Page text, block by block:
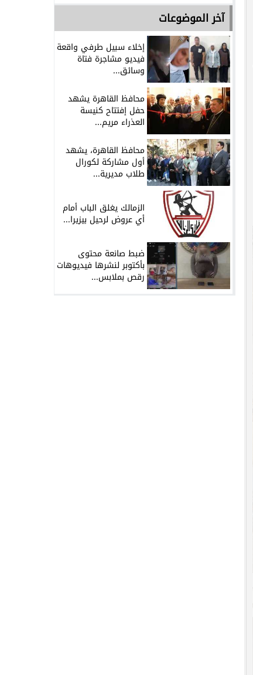
آخر الموضوعات
إخلاء سبيل طرفي واقعة
فيديو مشاجرة فتاة
وسائق...
محافظ القاهرة يشهد
حفل إفتتاح كنيسة
العذراء مريم...
محافظ القاهرة، يشهد
أول مشاركة لكورال
طلاب مديرية...
الزمالك يغلق الباب أمام
أي عروض لرحيل بيزيرا...
ضبط صانعة محتوى
بأكتوبر لنشرها فيديوهات
رقص بملابس...